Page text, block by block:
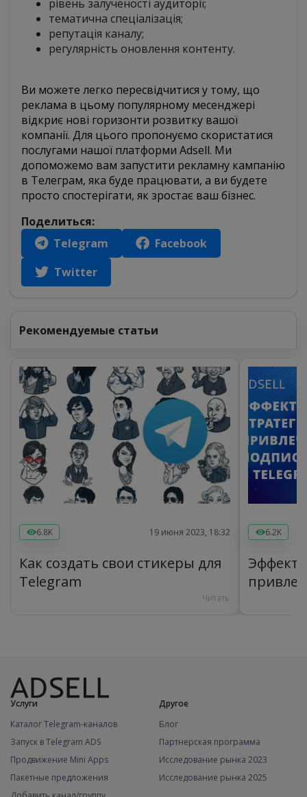
рівень залученості аудиторії;
тематична спеціалізація;
репутація каналу;
регулярність оновлення контенту.
Ви можете легко пересвідчитися у тому, що
реклама в цьому популярному месенджері
відкриє нові горизонти розвитку вашої
компанії. Для цього пропонуємо скористатися
послугами нашої платформи Adsell. Ми
допоможемо вам запустити рекламну кампанію
в Телеграм, яка буде працювати, а ви будете
просто спостерігати, як зростає ваш бізнес.
Поделиться:
Telegram
Facebook
Twitter
Рекомендуемые статьи
6.8K 19 июня 2023, 18:32
Как создать свои стикеры для
Telegram
Читать
6.2K
Услуги
Каталог Telegram-каналов
Запуск в Telegram ADS
Продвижение Mini Apps
Пакетные предложения
Другое
Блог
Партнерская программа
Исследование рынка 2023
Исследование рынка 2025